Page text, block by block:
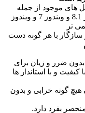
های موجود از جمله
ویندوز 10 و ویندوز 8 و ویندوز 8.1 و ویندوز 7 و ویندوز
با هر گونه دست
ضرر و زیان برای
و با استاندار ها
گونه خرابی و بدون
بفرد دارد.